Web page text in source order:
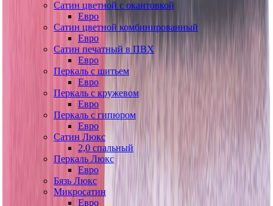
Сатин цветной с окантовкой
Евро
Сатин цветной комбинированный
Евро
Сатин печатный в ПВХ
Евро
Перкаль с шитьем
Евро
Перкаль с кружевом
Евро
Перкаль с гипюром
Евро
Сатин Люкс
2,0 спальный
Перкаль Люкс
Евро
Бязь Люкс
Микросатин
Евро